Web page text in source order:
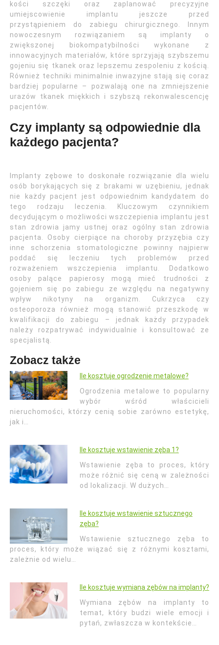
kości szczęki oraz zaplanować precyzyjne
umiejscowienie implantu jeszcze przed
przystąpieniem do zabiegu chirurgicznego. Innym
nowoczesnym rozwiązaniem są implanty o
zwiększonej biokompatybilności wykonane z
innowacyjnych materiałów, które sprzyjają szybszemu
gojeniu się tkanek oraz lepszemu zespoleniu z kością.
Również techniki minimalnie inwazyjne stają się coraz
bardziej popularne – pozwalają one na zmniejszenie
urazów tkanek miękkich i szybszą rekonwalescencję
pacjentów.
Czy implanty są odpowiednie dla
każdego pacjenta?
Implanty zębowe to doskonałe rozwiązanie dla wielu
osób borykających się z brakami w uzębieniu, jednak
nie każdy pacjent jest odpowiednim kandydatem do
tego rodzaju leczenia. Kluczowym czynnikiem
decydującym o możliwości wszczepienia implantu jest
stan zdrowia jamy ustnej oraz ogólny stan zdrowia
pacjenta. Osoby cierpiące na choroby przyzębia czy
inne schorzenia stomatologiczne powinny najpierw
poddać się leczeniu tych problemów przed
rozważeniem wszczepienia implantu. Dodatkowo
osoby palące papierosy mogą mieć trudności z
gojeniem się po zabiegu ze względu na negatywny
wpływ nikotyny na organizm. Cukrzyca czy
osteoporoza również mogą stanowić przeszkodę w
kwalifikacji do zabiegu – jednak każdy przypadek
należy rozpatrywać indywidualnie i konsultować ze
specjalistą.
Zobacz także
Ile kosztuje ogrodzenie metalowe?
Ogrodzenia metalowe to popularny
wybór wśród właścicieli
nieruchomości, którzy cenią sobie zarówno estetykę,
jak i…
Ile kosztuje wstawienie zęba 1?
Wstawienie zęba to proces, który
może różnić się ceną w zależności
od lokalizacji. W dużych…
Ile kosztuje wstawienie sztucznego
zęba?
Wstawienie sztucznego zęba to
proces, który może wiązać się z różnymi kosztami,
zależnie od wielu…
Ile kosztuje wymiana zębów na implanty?
Wymiana zębów na implanty to
temat, który budzi wiele emocji i
pytań, zwłaszcza w kontekście…